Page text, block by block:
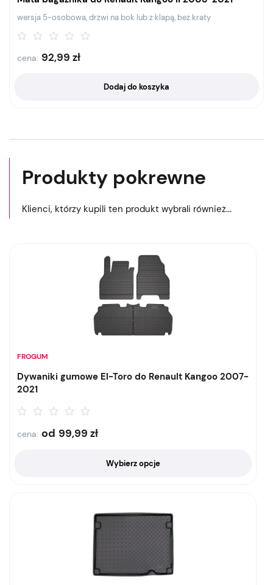
wersja 5-osobowa, drzwi na bok lub z klapą, bez kraty
cena: 92,99 zł
Dodaj do koszyka
Produkty pokrewne
Klienci, którzy kupili ten produkt wybrali również...
FROGUM
Dywaniki gumowe El-Toro do Renault Kangoo 2007-
2021
cena: od 99,99 zł
Wybierz opcje